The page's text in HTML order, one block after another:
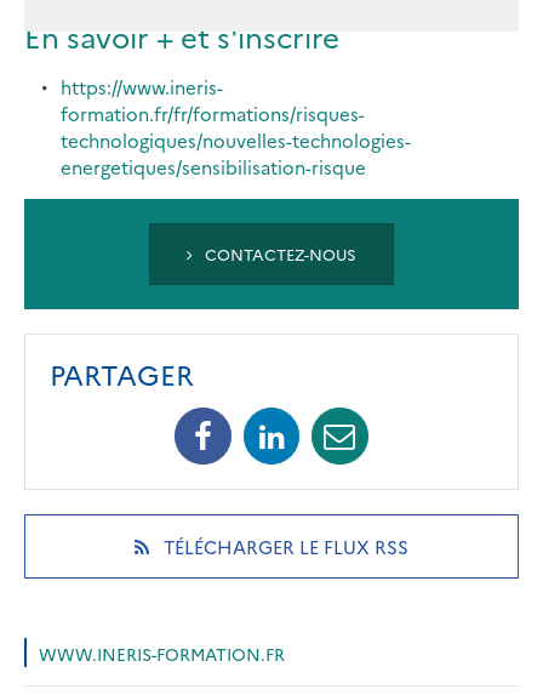
En savoir + et s'inscrire
https://www.ineris-
formation.fr/fr/formations/risques-
technologiques/nouvelles-technologies-
energetiques/sensibilisation-risque
CONTACTEZ-NOUS
PARTAGER
Facebook
(opens
a
new
tab)
Linkedin
(opens
a
new
tab)
Mail
(opens
a
new
tab)
TÉLÉCHARGER LE FLUX RSS(OPENS
WWW.INERIS-FORMATION.FR